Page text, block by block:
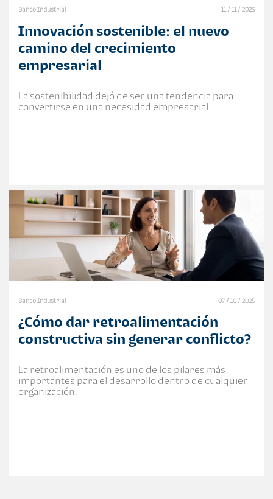
Banco Industrial 11 / 11 / 2025
Innovación sostenible: el nuevo
camino del crecimiento
empresarial
La sostenibilidad dejó de ser una tendencia para
convertirse en una necesidad empresarial.
Banco Industrial 07 / 10 / 2025
¿Cómo dar retroalimentación
constructiva sin generar conflicto?
La retroalimentación es uno de los pilares más
importantes para el desarrollo dentro de cualquier
organización.